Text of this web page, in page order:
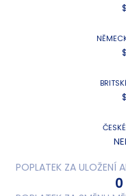
POPLATEK ZA ULOŽENÍ
0